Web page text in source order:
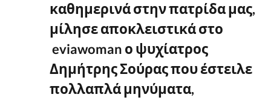
καθημερινά στην πατρίδα μας,
μίλησε αποκλειστικά στο
eviawoman ο ψυχίατρος
Δημήτρης Σούρας που έστειλε
πολλαπλά μηνύματα,